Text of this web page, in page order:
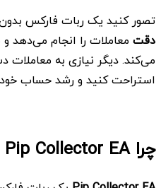
تصور کنید یک ربات فارکس
دقت معاملات را انجام می‌دهد و
می‌کند. دیگر نیازی به
استراحت کنید و رشد حساب خود را به صورت
چرا Pip Collector EA را انتخاب کنید؟